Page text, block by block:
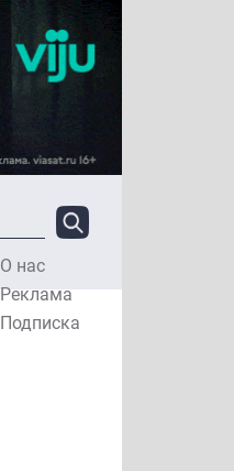
О нас
Реклама
Подписка